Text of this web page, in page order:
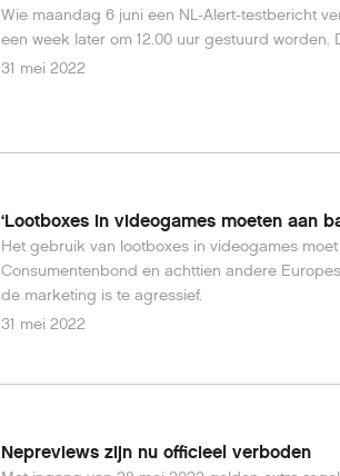
Wie maandag 6 juni een NL-Alert-testbericht
een week later om 12.00 uur gestuurd
31 mei 2022
‘Lootboxes in videogames moeten aan
Het gebruik van lootboxes in videogames
Consumentenbond en achttien andere
de marketing is te agressief.
31 mei 2022
Nepreviews zijn nu officieel verboden